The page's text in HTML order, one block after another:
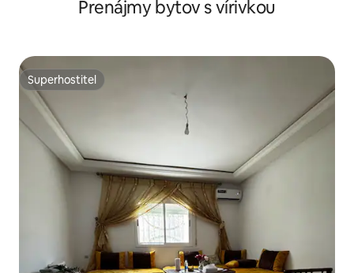
Prenájmy bytov s vírivkou
Superhostiteľ
Superhostiteľ